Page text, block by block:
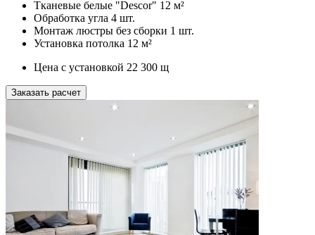
Тканевые белые "Descor" 12 м²
Обработка угла 4 шт.
Монтаж люстры без сборки 1 шт.
Установка потолка 12 м²
Цена с установкой 22 300 щ
Заказать расчет